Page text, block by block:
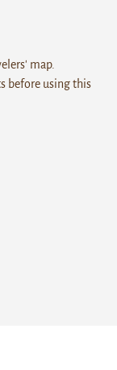
map.
before using this